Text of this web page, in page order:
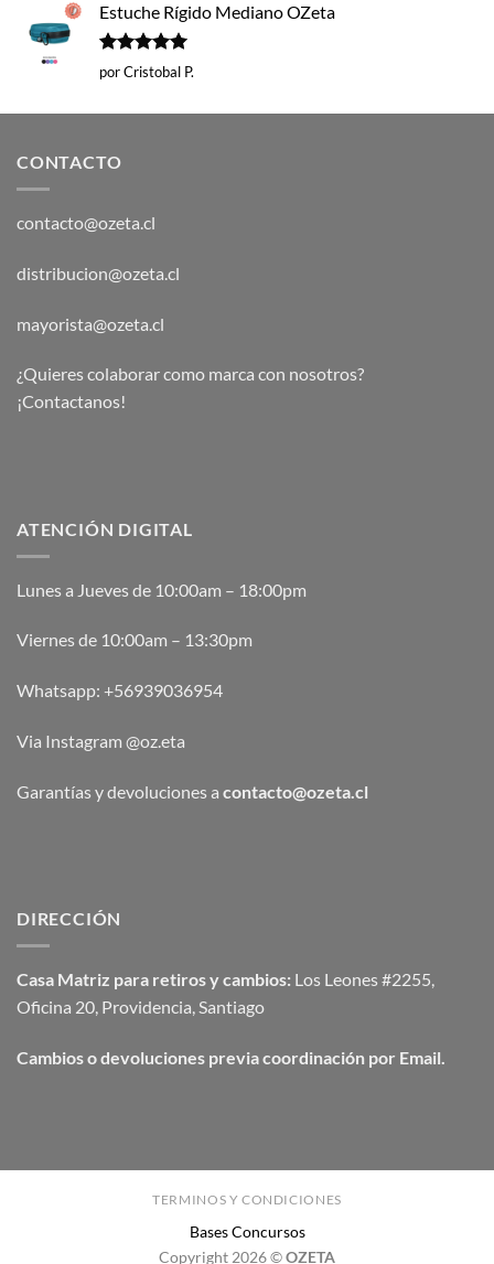
Estuche Rígido Mediano OZeta
Valorado
con
por Cristobal P.
CONTACTO
contacto@ozeta.cl
distribucion@ozeta.cl
mayorista@ozeta.cl
¿Quieres colaborar como marca con nosotros?
¡Contactanos!
ATENCIÓN DIGITAL
Lunes a Jueves de 10:00am – 18:00pm
Viernes de 10:00am – 13:30pm
Whatsapp: +56939036954
Via Instagram @oz.eta
Garantías y devoluciones a contacto@ozeta.cl
DIRECCIÓN
Casa Matriz para retiros y cambios: Los Leones #2255,
Oficina 20, Providencia, Santiago
Cambios o devoluciones previa coordinación por Email.
TERMINOS Y CONDICIONES
Bases Concursos
Copyright 2026 ©OZETA